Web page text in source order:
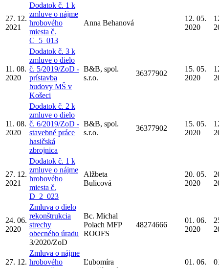
27. 12.
2021
Dodatok č. 1 k
zmluve o nájme
hrobového
miesta č.
C_5_013
Anna Behanová
12. 05.
2020
11. 08.
2020
Dodatok č. 3 k
zmluve o dielo
č. 5/2019/ZoD -
prístavba
budovy MŠ v
Košeci
B&B, spol.
s.r.o.
36377902
15. 05.
2020
11. 08.
2020
Dodatok č. 2 k
zmluve o dielo
č. 6/2019/ZoD -
stavebné práce
hasičská
zbrojnica
B&B, spol.
s.r.o.
36377902
15. 05.
2020
27. 12.
2021
Dodatok č. 1 k
zmluve o nájme
hrobového
miesta č.
D_2_023
Alžbeta
Bulicová
20. 05.
2020
24. 06.
2020
Zmluva o dielo
rekonštrukcia
strechy
obecného úradu
3/2020/ZoD
Bc. Michal
Polach MFP
ROOFS
48274666
01. 06.
2020
27. 12.
Zmluva o nájme
hrobového
Ľubomíra
01. 06.